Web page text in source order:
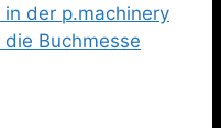
der p.machinery
Buchmesse